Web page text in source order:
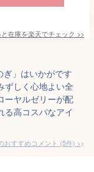
在庫を楽天でチェック >>
」はいかがです
ずしく心地よい全
ーヤルゼリーが配
る高コスパなアイ
おすすめコメント (5件) >